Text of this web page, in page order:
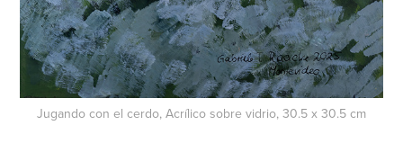
Jugando con el cerdo, Acrílico sobre vidrio, 30.5 x 30.5 cm